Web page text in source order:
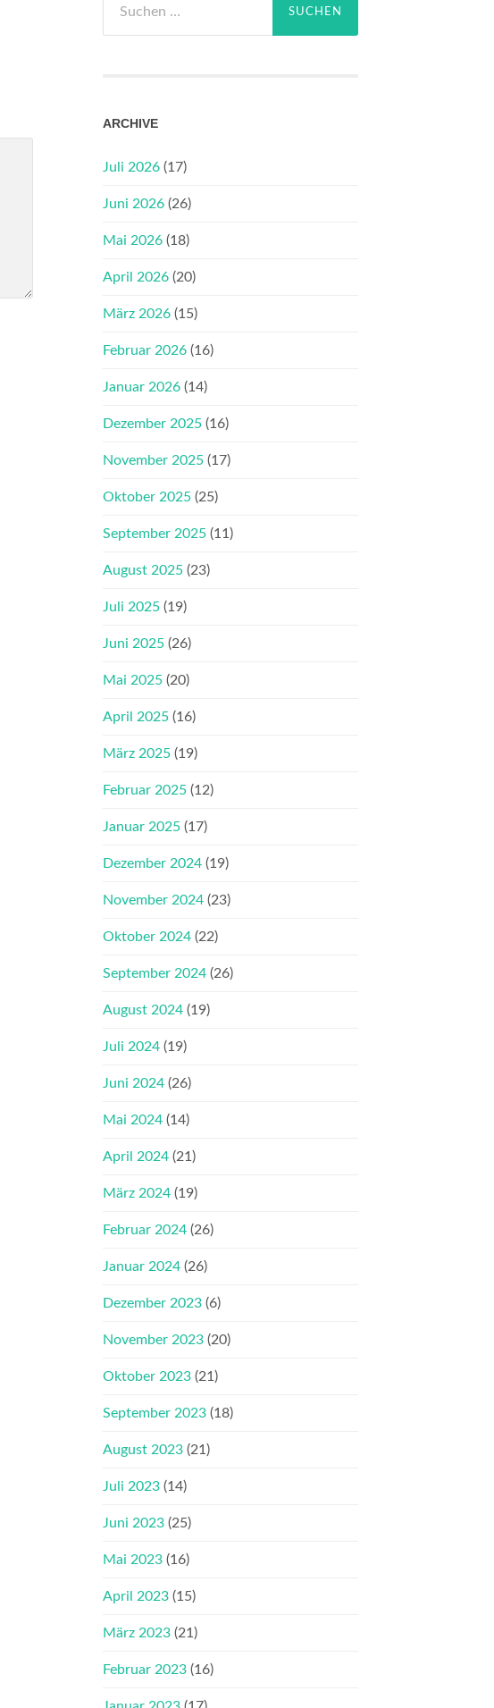
nach:
ARCHIVE
Juli 2026 (17)
Juni 2026 (26)
Mai 2026 (18)
April 2026 (20)
März 2026 (15)
Februar 2026 (16)
Januar 2026 (14)
Dezember 2025 (16)
November 2025 (17)
Oktober 2025 (25)
September 2025 (11)
August 2025 (23)
Juli 2025 (19)
Juni 2025 (26)
Mai 2025 (20)
April 2025 (16)
März 2025 (19)
Februar 2025 (12)
Januar 2025 (17)
Dezember 2024 (19)
November 2024 (23)
Oktober 2024 (22)
September 2024 (26)
August 2024 (19)
Juli 2024 (19)
Juni 2024 (26)
Mai 2024 (14)
April 2024 (21)
März 2024 (19)
Februar 2024 (26)
Januar 2024 (26)
Dezember 2023 (6)
November 2023 (20)
Oktober 2023 (21)
September 2023 (18)
August 2023 (21)
Juli 2023 (14)
Juni 2023 (25)
Mai 2023 (16)
April 2023 (15)
März 2023 (21)
Februar 2023 (16)